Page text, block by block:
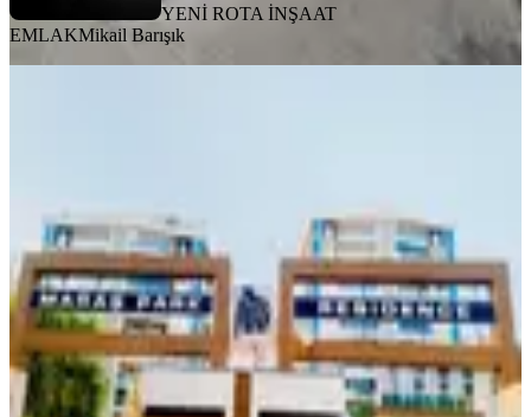
YENİ ROTA İNŞAAT
EMLAKMikail Barışık
4+1· · 04.08.2026
10.400.000 ₺
GÜMÜŞ GAYRİMENKULNİYAZİ KILIÇSALLAYAN
Ara